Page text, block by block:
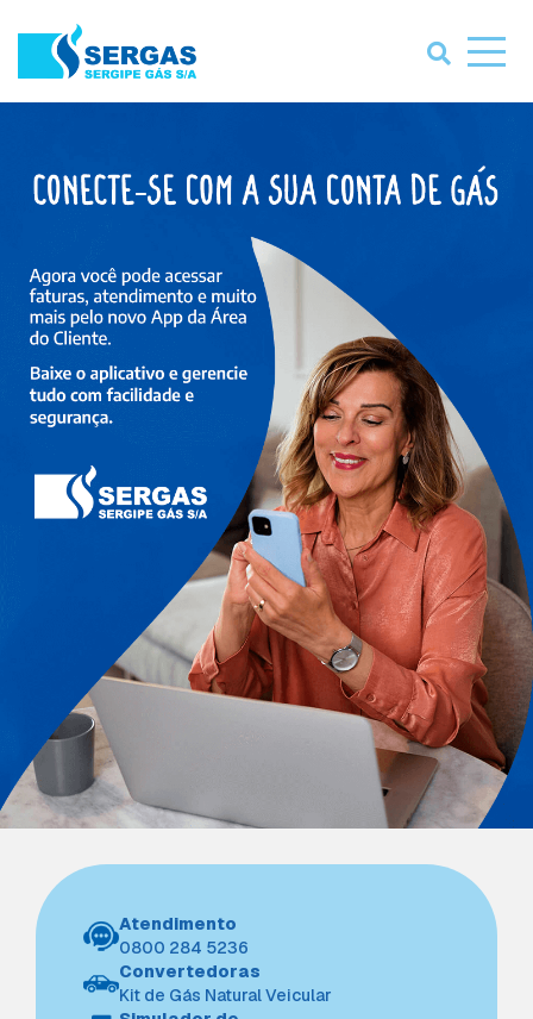
Atendimento
0800 284 5236
Convertedoras
Kit de Gás Natural Veicular